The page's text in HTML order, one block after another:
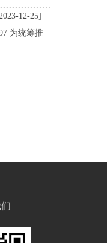
12-25]
为统筹推